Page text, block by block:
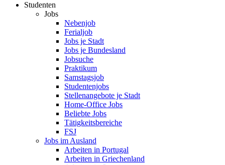
Studenten
Jobs
Nebenjob
Ferialjob
Jobs je Stadt
Jobs je Bundesland
Jobsuche
Praktikum
Samstagsjob
Studentenjobs
Stellenangebote je Stadt
Home-Office Jobs
Beliebte Jobs
Tätigkeitsbereiche
FSJ
Jobs im Ausland
Arbeiten in Portugal
Arbeiten in Griechenland